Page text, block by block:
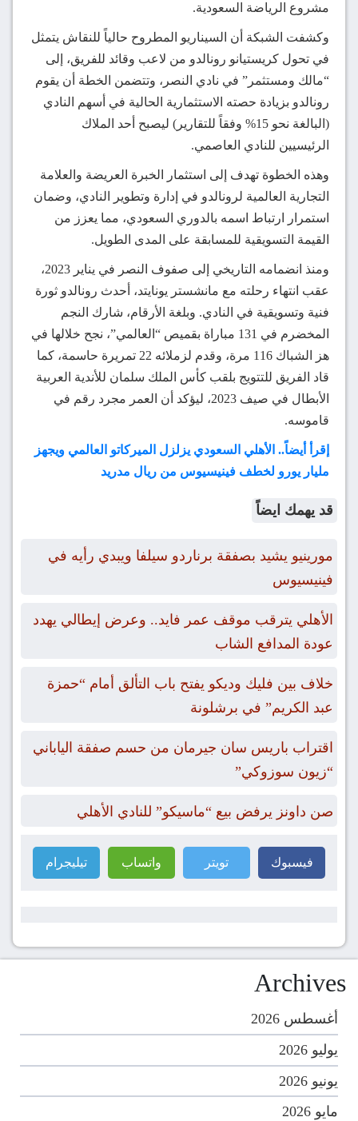
مشروع الرياضة السعودية.
وكشفت الشبكة أن السيناريو المطروح حالياً للنقاش يتمثل
في تحول كريستيانو رونالدو من لاعب وقائد للفريق، إلى
“مالك ومستثمر” في نادي النصر، وتتضمن الخطة أن يقوم
رونالدو بزيادة حصته الاستثمارية الحالية في أسهم النادي
(البالغة نحو 15% وفقاً للتقارير) ليصبح أحد الملاك
الرئيسيين للنادي العاصمي.
وهذه الخطوة تهدف إلى استثمار الخبرة العريضة والعلامة
التجارية العالمية لرونالدو في إدارة وتطوير النادي، وضمان
استمرار ارتباط اسمه بالدوري السعودي، مما يعزز من
القيمة التسويقية للمسابقة على المدى الطويل.
ومنذ انضمامه التاريخي إلى صفوف النصر في يناير 2023،
عقب انتهاء رحلته مع مانشستر يونايتد، أحدث رونالدو ثورة
فنية وتسويقية في النادي. وبلغة الأرقام، شارك النجم
المخضرم في 131 مباراة بقميص “العالمي”، نجح خلالها في
هز الشباك 116 مرة، وقدم لزملائه 22 تمريرة حاسمة، كما
قاد الفريق للتتويج بلقب كأس الملك سلمان للأندية العربية
الأبطال في صيف 2023، ليؤكد أن العمر مجرد رقم في
قاموسه.
إقرأ أيضاً.. الأهلي السعودي يزلزل الميركاتو العالمي ويجهز
مليار يورو لخطف فينيسيوس من ريال مدريد
قد يهمك ايضاً
مورينيو يشيد بصفقة برناردو سيلفا ويبدي رأيه في
فينيسيوس
الأهلي يترقب موقف عمر فايد.. وعرض إيطالي يهدد
عودة المدافع الشاب
خلاف بين فليك وديكو يفتح باب التألق أمام “حمزة
عبد الكريم” في برشلونة
اقتراب باريس سان جيرمان من حسم صفقة الياباني
“زيون سوزوكي”
صن داونز يرفض بيع “ماسيكو” للنادي الأهلي
فيسبوك تويتر واتساب تيليجرام
Archives
أغسطس 2026
يوليو 2026
يونيو 2026
مايو 2026